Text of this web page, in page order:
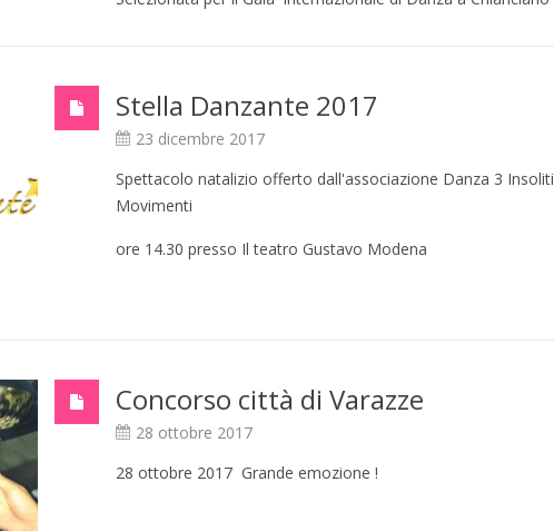
Stella Danzante 2017
23 dicembre 2017
Spettacolo natalizio offerto dall'associazione Danza 3 Insoliti
Movimenti
ore 14.30 presso Il teatro Gustavo Modena
Concorso città di Varazze
28 ottobre 2017
28 ottobre 2017 Grande emozione !